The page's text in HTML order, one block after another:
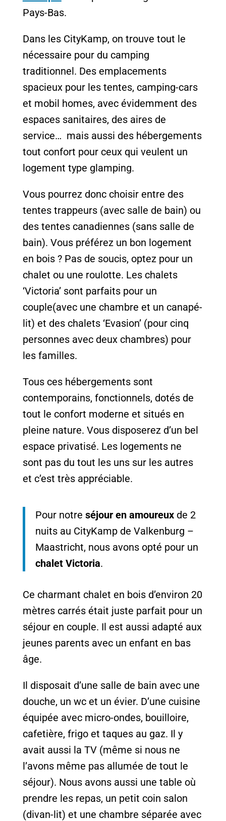
Pays-Bas.
Dans les CityKamp, on trouve tout le
nécessaire pour du camping
traditionnel. Des emplacements
spacieux pour les tentes, camping-cars
et mobil homes, avec évidemment des
espaces sanitaires, des aires de
service… mais aussi des hébergements
tout confort pour ceux qui veulent un
logement type glamping.
Vous pourrez donc choisir entre des
tentes trappeurs (avec salle de bain) ou
des tentes canadiennes (sans salle de
bain). Vous préférez un bon logement
en bois ? Pas de soucis, optez pour un
chalet ou une roulotte. Les chalets
‘Victoria’ sont parfaits pour un
couple(avec une chambre et un canapé-
lit) et des chalets ‘Evasion’ (pour cinq
personnes avec deux chambres) pour
les familles.
Tous ces hébergements sont
contemporains, fonctionnels, dotés de
tout le confort moderne et situés en
pleine nature. Vous disposerez d’un bel
espace privatisé. Les logements ne
sont pas du tout les uns sur les autres
et c’est très appréciable.
Pour notre séjour en amoureuxde 2
nuits au CityKamp de Valkenburg –
Maastricht, nous avons opté pour un
chalet Victoria.
Ce charmant chalet en bois d’environ 20
mètres carrés était juste parfait pour un
séjour en couple. Il est aussi adapté aux
jeunes parents avec un enfant en bas
âge.
Il disposait d’une salle de bain avec une
douche, un wc et un évier. D’une cuisine
équipée avec micro-ondes, bouilloire,
cafetière, frigo et taques au gaz. Il y
avait aussi la TV (même si nous ne
l’avons même pas allumée de tout le
séjour). Nous avons aussi une table où
prendre les repas, un petit coin salon
(divan-lit) et une chambre séparée avec